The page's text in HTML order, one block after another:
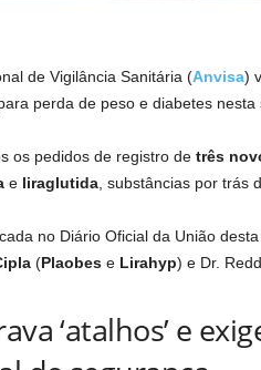
de Vigilância Sanitária (Anvisa)
perda de peso e diabetes nesta
os pedidos de registro de três
e liraglutida, substâncias por trás
no Diário Oficial da União
(Plaobese Lirahyp) e Dr.
‘atalhos’ e